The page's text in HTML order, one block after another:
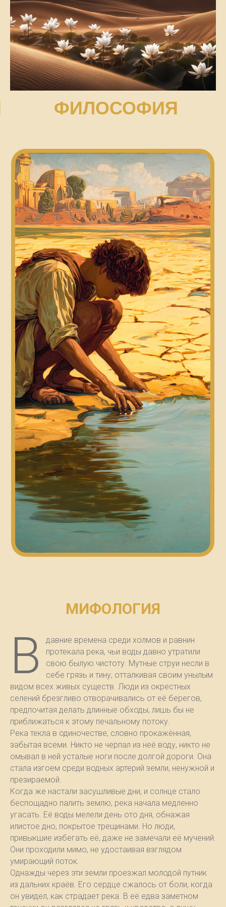
МИФОЛОГИЯ
В
давние времена среди холмов и равнин
протекала река, чьи воды давно утратили
свою былую чистоту. Мутные струи несли в
себе грязь и тину, отталкивая своим унылым
видом всех живых существ. Люди из окрестных
селений брезгливо отворачивались от её берегов,
предпочитая делать длинные обходы, лишь бы не
приближаться к этому печальному потоку.
Река текла в одиночестве, словно прокажённая,
забытая всеми. Никто не черпал из неё воду, никто не
омывал в ней усталые ноги после долгой дороги. Она
стала изгоем среди водных артерий земли, ненужной и
презираемой.
Когда же настали засушливые дни, и солнце стало
беспощадно палить землю, река начала медленно
угасать. Её воды мелели день ото дня, обнажая
илистое дно, покрытое трещинами. Но люди,
привыкшие избегать её, даже не замечали её мучений.
Они проходили мимо, не удостаивая взглядом
умирающий поток.
Однажды через эти земли проезжал молодой путник
из дальних краёв. Его сердце сжалось от боли, когда
он увидел, как страдает река. В её едва заметном